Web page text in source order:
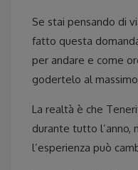
Se stai pensando di
fatto questa
per andare e come
godertelo al
La realtà è che
durante tutto l’anno,
l’esperienza può